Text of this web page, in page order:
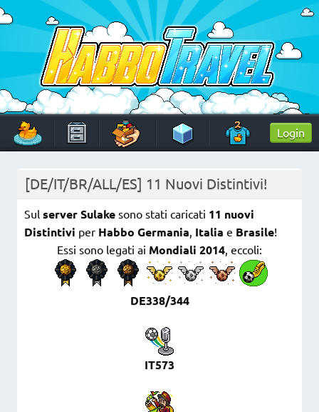
Skip
to
content
HabboTravel
Un viaggio di pixel!
Login
[DE/IT/BR/ALL/ES] 11 Nuovi Distintivi!
Sul server Sulake sono stati caricati 11 nuovi
Distintivi per Habbo Germania, Italia e Brasile!
Essi sono legati ai Mondiali 2014, eccoli:
DE338/344
IT573